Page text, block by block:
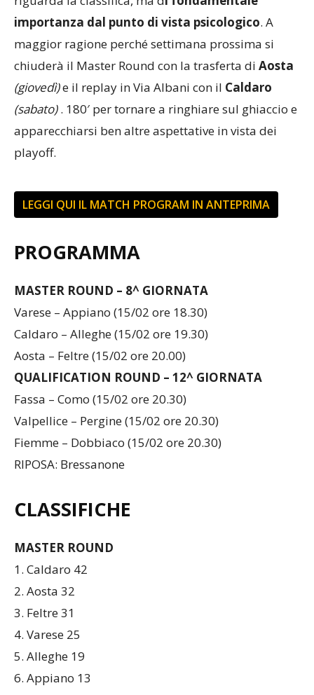
importanza dal punto di vista psicologico
maggior ragione perché settimana prossima si
chiuderà il Master Round con la trasferta diAosta
(giovedì)e il replay in Via Albani con ilCaldaro
(sabato) . 180′ per tornare a ringhiare sul ghiaccio e
apparecchiarsi ben altre aspettative in vista dei
playoff.
LEGGI QUI IL MATCH PROGRAM IN ANTEPRIMA
Varese – Appiano (15/02 ore 18.30)
Caldaro – Alleghe (15/02 ore 19.30)
Aosta – Feltre (15/02 ore 20.00)
QUALIFICATION ROUND – 12^ GIORNATA
Fassa – Como (15/02 ore 20.30)
Valpellice – Pergine (15/02 ore 20.30)
Fiemme – Dobbiaco (15/02 ore 20.30)
RIPOSA: Bressanone
1. Caldaro 42
2. Aosta 32
3. Feltre 31
4. Varese 25
5. Alleghe 19
6. Appiano 13